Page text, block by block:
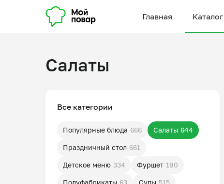
Главная Каталог
Салаты
Все категории
Популярные блюда 666 Салаты 644
Праздничный стол 661
Детское меню 334 Фуршет 180
Полуфабрикаты 63 Супы 515